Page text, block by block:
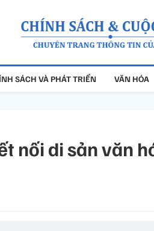
SÁCH VÀ PHÁT TRIỂN VĂN HÓA
nối di sản văn